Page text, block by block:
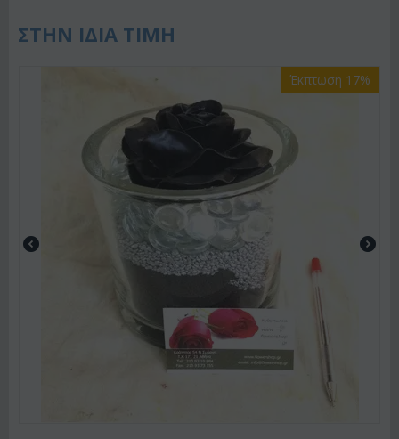
ΣΤΗΝ ΙΔΙΑ ΤΙΜΗ
Έκπτωση 17%